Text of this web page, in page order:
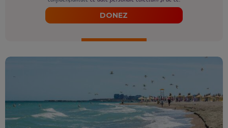
DONEZ